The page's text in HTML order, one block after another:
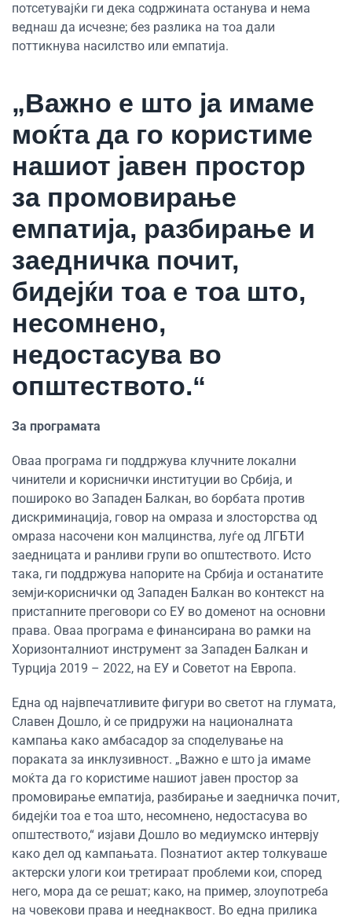
потсетувајќи ги дека содржината останува и нема
веднаш да исчезне; без разлика на тоа дали
поттикнува насилство или емпатија.
„Важно е што ја имаме
моќта да го користиме
нашиот јавен простор
за промовирање
емпатија, разбирање и
заедничка почит,
бидејќи тоа е тоа што,
несомнено,
недостасува во
општеството.“
За програмата
Оваа програма ги поддржува клучните локални
чинители и кориснички институции во Србија, и
пошироко во Западен Балкан, во борбата против
дискриминација, говор на омраза и злосторства од
омраза насочени кон малцинства, луѓе од ЛГБТИ
заедницата и ранливи групи во општеството. Исто
така, ги поддржува напорите на Србија и останатите
земји-кориснички од Западен Балкан во контекст на
пристапните преговори со ЕУ во доменот на основни
права. Оваа програма е финансирана во рамки на
Хоризонталниот инструмент за Западен Балкан и
Турција 2019 – 2022, на ЕУ и Советот на Европа.
Една од највпечатливите фигури во светот на глумата,
Славен Дошло, ѝ се придружи на националната
кампања како амбасадор за споделување на
пораката за инклузивност. „Важно е што ја имаме
моќта да го користиме нашиот јавен простор за
промовирање емпатија, разбирање и заедничка почит,
бидејќи тоа е тоа што, несомнено, недостасува во
општеството,“ изјави Дошло во медиумско интервју
како дел од кампањата. Познатиот актер толкуваше
актерски улоги кои третираат проблеми кои, според
него, мора да се решат; како, на пример, злоупотреба
на човекови права и нееднаквост. Во една прилика